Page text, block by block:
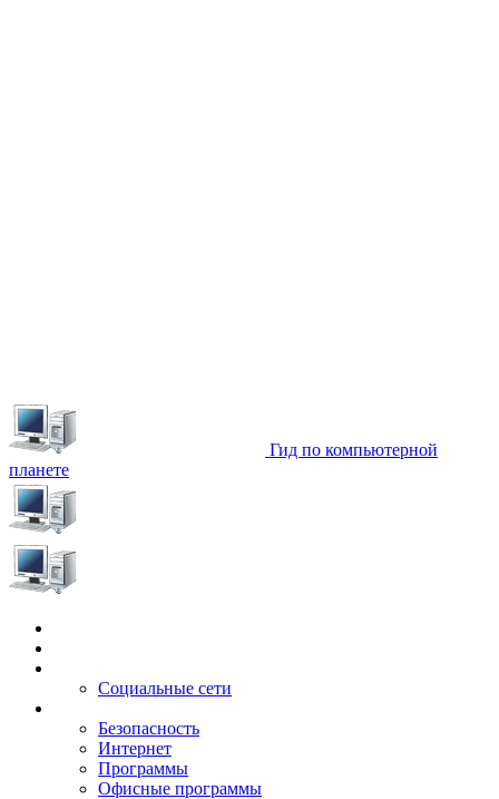
Гид по компьютерной
планете
Социальные сети
Безопасность
Интернет
Программы
Офисные программы